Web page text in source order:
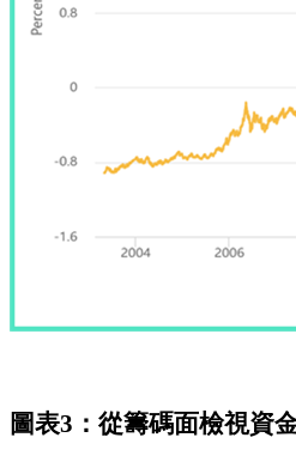
圖表3：從籌碼面檢視資